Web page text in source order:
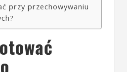
przy przechowywaniu